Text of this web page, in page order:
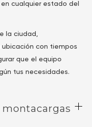
cualquier estado del
la ciudad,
con tiempos
que el equipo
tus necesidades.